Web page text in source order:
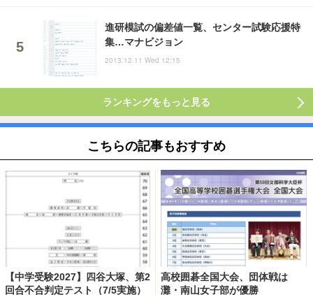
進研模試の偏差値一覧、センター試験応援特
集…マナビジョン
2013.12.11 Wed 12:15
ランキングをもっと見る
こちらの記事もおすすめ
【中学受験2027】四谷大塚、第2
回合不合判定テスト（7/5実施）
高校囲碁全国大会、団体戦は
灘・南山女子部が優勝